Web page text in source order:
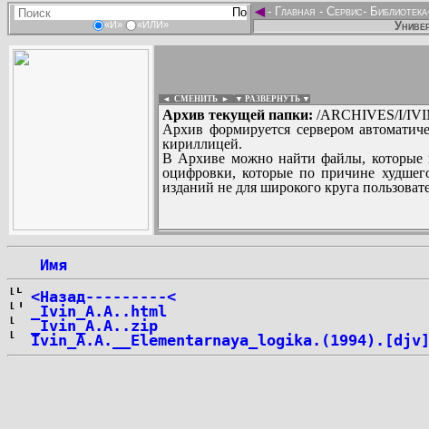
«И» «ИЛИ»
◄- Главная - Сервис- Библиотека
◄ СМЕНИТЬ ► ▼ РАЗВЕРНУТЬ ▼
Архив текущей папки: /ARCHIVES/I/
Архив формируется сервером
кириллицей.
В Архиве можно найти файлы, которые
оцифровки, которые по причине
изданий не для широкого круга
...
Имя
<Назад---------<
_Ivin_A.A..html
_Ivin_A.A..zip